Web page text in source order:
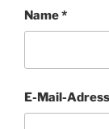
Name*
E-Mail-